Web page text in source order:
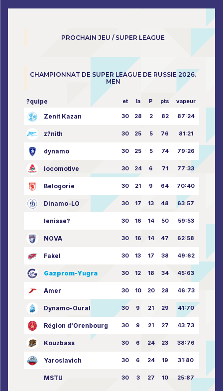
PROCHAIN JEU / SUPER LEAGUE
CHAMPIONNAT DE SUPER LEAGUE DE RUSSIE 2026.
MEN
?quipe et la P pts vapeur
Zenit Kazan 30 28 2 82 87:24
z?nith 30 25 5 76 81:21
dynamo 30 25 5 74 79:26
locomotive 30 24 6 71 77:33
Belogorie 30 21 9 64 70:40
Dinamo-LO 30 17 13 48 63:57
Ienisse? 30 16 14 50 59:53
NOVA 30 16 14 47 62:58
Fakel 30 13 17 38 49:62
Gazprom-Yugra 30 12 18 34 45:63
Amer 30 10 20 28 46:73
Dynamo-Oural 30 9 21 29 41:70
Région d'Orenbourg 30 9 21 27 43:73
Kouzbass 30 6 24 23 38:76
Yaroslavich 30 6 24 19 31:80
MSTU 30 3 27 10 25:87